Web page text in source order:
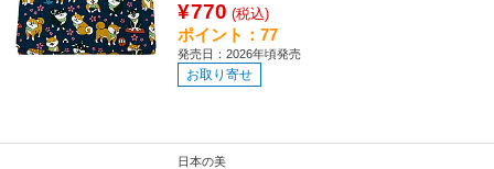
¥770 (税込)
ポイント：77
発売日：2026年頃発売
お取り寄せ
日本の美